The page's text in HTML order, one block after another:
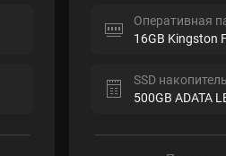
Оперативная
16GB Kingston
SSD накопитель
500GB ADATA